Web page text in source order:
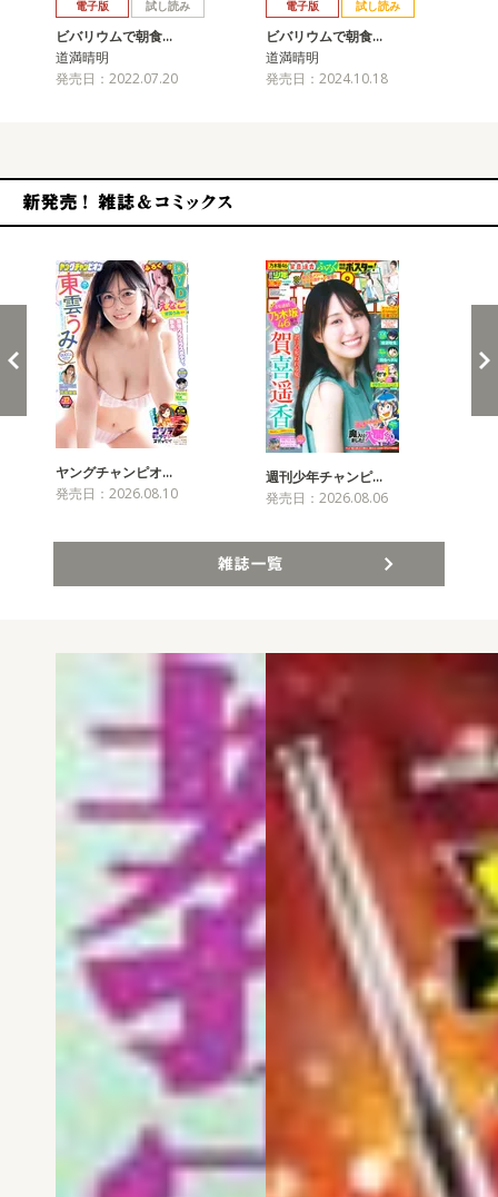
電子版 試し読み
ビバリウムで朝食…
道満晴明
発売日：2022.07.20
電子版 試し読み
ビバリウムで朝食…
道満晴明
発売日：2024.10.18
ヤングチャンピオ…
発売日：2026.08.10
週刊少年チャンピ…
発売日：2026.08.06